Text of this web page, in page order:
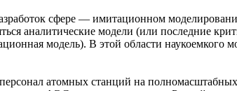
сфере — имитационном
аналитические модели (или последние
модель). В этой области наукоемкого
атомных станций на